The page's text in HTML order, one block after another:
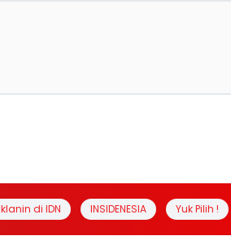
di IDN INSIDENESIA Yuk Pilih !